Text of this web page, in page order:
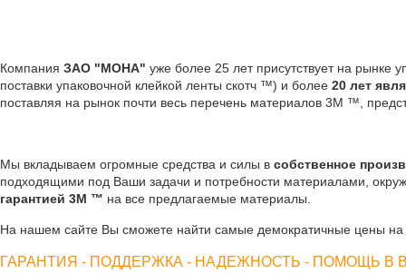
Компания ЗАО "МОНА" уже более 25 лет присутствует на рынке
поставки упаковочной клейкой ленты скотч ™) и более 20 лет
поставляя на рынок почти весь перечень материалов 3М ™,
Мы вкладываем огромные средства и силы в собственное
подходящими под Ваши задачи и потребности материалами,
гарантией 3М ™ на все предлагаемые материалы.
На нашем сайте Вы сможете найти самые демократичные цены
ГАРАНТИЯ - ПОДДЕРЖКА - НАДЕЖНОСТЬ - ПОМОЩЬ В